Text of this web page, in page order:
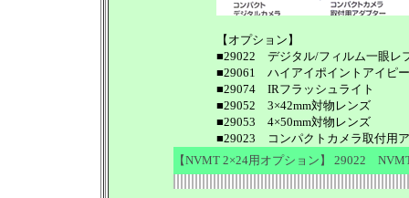
【オプション】
■29022 デジタル/フィルム一眼レ
■29061 ハイアイポイントアイピ
■29074 IRフラッシュライト
■29052 3×42mm対物レンズ
■29053 4×50mm対物レンズ
■29023 コンパクトカメラ取付用
【NVMT 2×24用オプション】 29022